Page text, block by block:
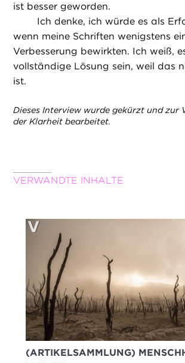
ist besser geworden.
Ich denke, ich würde es als
wenn meine Schriften wenigstens
Verbesserung bewirkten. Ich weiß,
vollständige Lösung sein, weil das
ist.
Dieses Interview wurde gekürzt und zur
der Klarheit bearbeitet.
VERWANDTE INHALTE
(ARTIKELSAMMLUNG)